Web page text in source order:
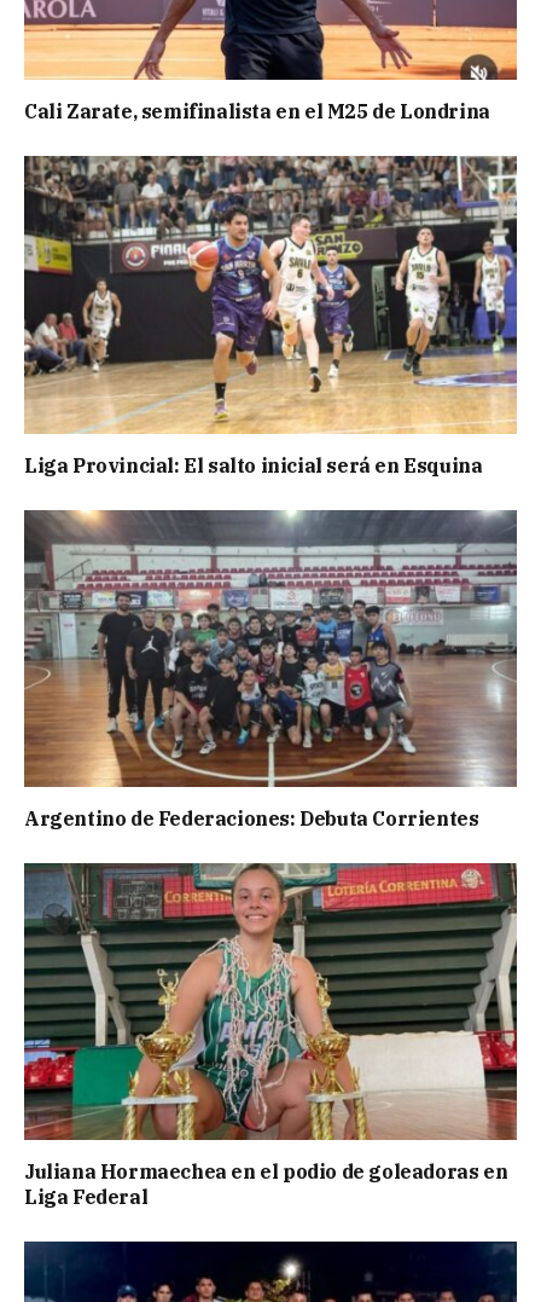
Cali Zarate, semifinalista en el M25 de Londrina
Liga Provincial: El salto inicial será en Esquina
Argentino de Federaciones: Debuta Corrientes
Juliana Hormaechea en el podio de goleadoras en
Liga Federal